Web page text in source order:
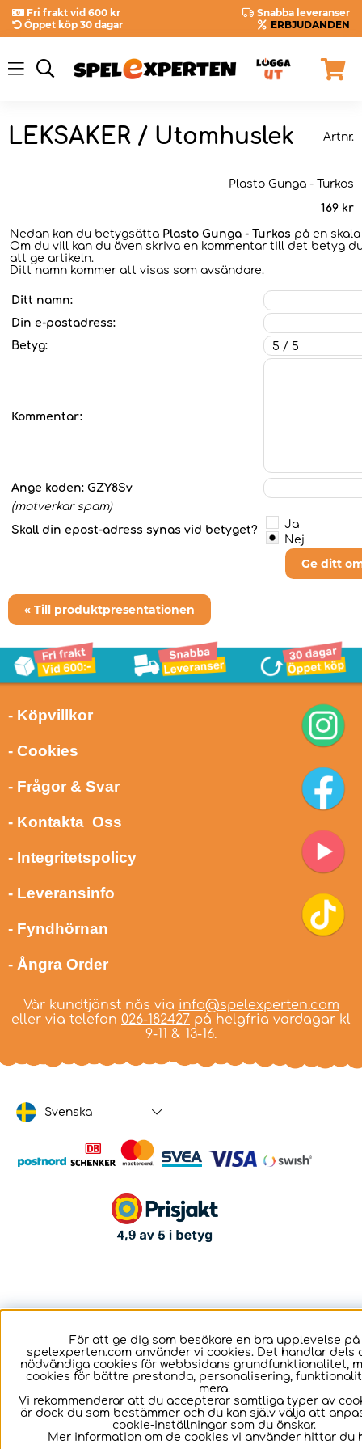
Fri frakt vid 600 kr
Snabba leveranser
Öppet köp 30 dagar
ERBJUDANDEN
LEKSAKER / Utomhuslek Artnr.
Plasto Gunga - Turkos
169 kr
Nedan kan du betygsätta Plasto Gunga - Turkos på en
Om du vill kan du även skriva en kommentar till det betyg
att ge artikeln.
Ditt namn kommer att visas som avsändare.
Ditt namn:
Din e-postadress:
Betyg:
Kommentar:
Ange koden: GZY8Sv
(motverkar spam)
Skall din epost-adress synas vid betyget?
Ja
Nej
Ge ditt
« Till produktpresentationen
- Köpvillkor
- Cookies
- Frågor & Svar
- Kontakta Oss
- Integritetspolicy
- Leveransinfo
- Fyndhörnan
- Ångra Order
Vår kundtjänst nås via info@spelexperten.com
eller via telefon 026-182427 på helgfria vardagar kl
9-11 & 13-16.
Svenska
För att ge dig som besökare en bra upplevelse på
spelexperten.com använder vi cookies. Det handlar dels
nödvändiga cookies för webbsidans grundfunktionalitet,
cookies för bättre prestanda, personalisering,
mera.
Vi rekommenderar att du accepterar samtliga typer av
är dock du som bestämmer och du kan själv välja att
cookie-inställningar som du önskar.
Mer information om de cookies vi använder hittar du